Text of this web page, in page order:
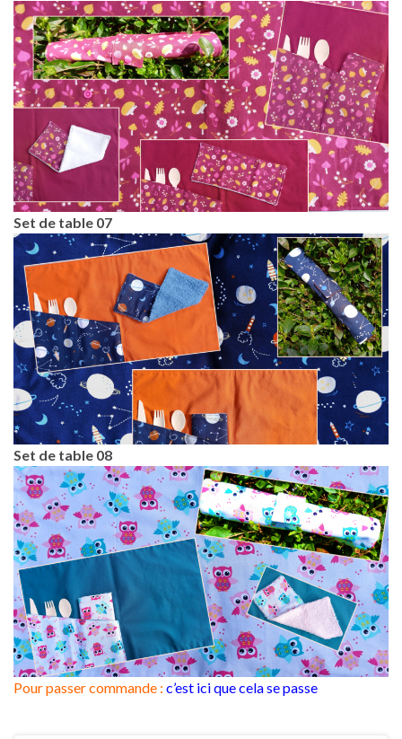
Set de table 07
Set de table 08
Pour passer commande : c’est ici que cela se passe